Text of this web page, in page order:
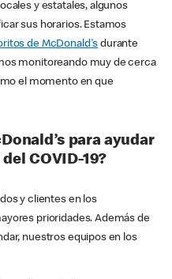
y estatales, algunos
sus horarios. Estamos
de McDonald's durante
monitoreando muy de cerca
el momento en que
para ayudar
COVID-19?
y clientes en los
prioridades. Además de
nuestros equipos en los